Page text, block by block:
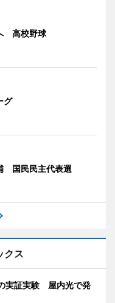
高校野球
グ
国民民主代表選
クス
実証実験 屋内光で発